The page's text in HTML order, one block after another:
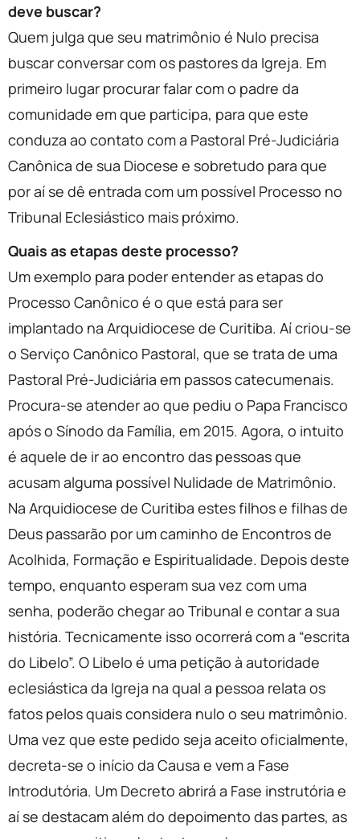
deve buscar?
Quem julga que seu matrimônio é Nulo precisa
buscar conversar com os pastores da Igreja. Em
primeiro lugar procurar falar com o padre da
comunidade em que participa, para que este
conduza ao contato com a Pastoral Pré-Judiciária
Canônica de sua Diocese e sobretudo para que
por aí se dê entrada com um possível Processo no
Tribunal Eclesiástico mais próximo.
Quais as etapas deste processo?
Um exemplo para poder entender as etapas do
Processo Canônico é o que está para ser
implantado na Arquidiocese de Curitiba. Aí criou-se
o Serviço Canônico Pastoral, que se trata de uma
Pastoral Pré-Judiciária em passos catecumenais.
Procura-se atender ao que pediu o Papa Francisco
após o Sínodo da Família, em 2015. Agora, o intuito
é aquele de ir ao encontro das pessoas que
acusam alguma possível Nulidade de Matrimônio.
Na Arquidiocese de Curitiba estes filhos e filhas de
Deus passarão por um caminho de Encontros de
Acolhida, Formação e Espiritualidade. Depois deste
tempo, enquanto esperam sua vez com uma
senha, poderão chegar ao Tribunal e contar a sua
história. Tecnicamente isso ocorrerá com a “escrita
do Libelo”. O Libelo é uma petição à autoridade
eclesiástica da Igreja na qual a pessoa relata os
fatos pelos quais considera nulo o seu matrimônio.
Uma vez que este pedido seja aceito oficialmente,
decreta-se o início da Causa e vem a Fase
Introdutória. Um Decreto abrirá a Fase instrutória e
aí se destacam além do depoimento das partes, as